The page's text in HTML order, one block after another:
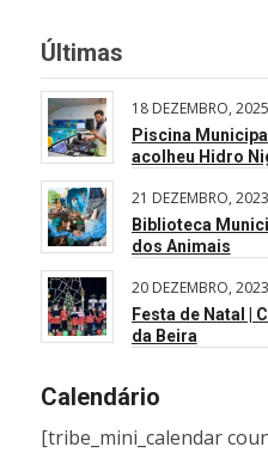
Últimas
18 DEZEMBRO, 2025
Piscina
acolheu Hidro
21 DEZEMBRO, 2023
Biblioteca
dos Animais
20 DEZEMBRO, 2023
Festa de Natal |
da Beira
Calendário
[tribe_mini_calendar